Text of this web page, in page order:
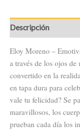
Descripción
Eloy Moreno –
a través de los ojos de
convertido en la
en tapa dura para
vale tu felicidad? Se
maravillosos, los
prueban cada día los